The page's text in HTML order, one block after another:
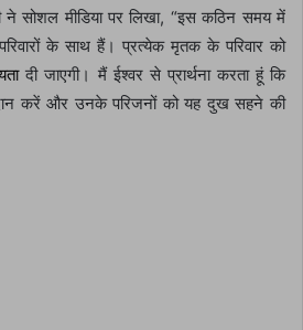
ने सोशल मीडिया पर लिखा, “इस कठिन समय में
के साथ हैं। प्रत्येक मृतक के परिवार को
दी जाएगी। मैं ईश्वर से प्रार्थना करता हूं कि
करें और उनके परिजनों को यह दुख सहने की